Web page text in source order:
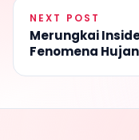
NEXT POST
Merungkai
Fenomena